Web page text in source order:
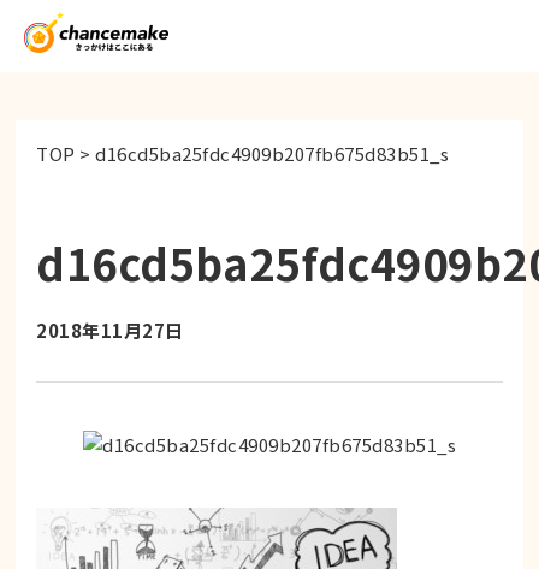
TOP >d16cd5ba25fdc4909b207fb675d83b51_s
2018年11月27日